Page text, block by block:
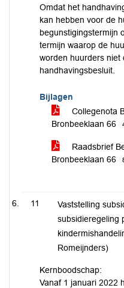
Omdat het
kan hebben voor de
begunstigingstermijn
termijn waarop de
worden huurders niet
handhavingsbesluit.
Bijlagen
Collegenota
Bronbeeklaan 66
Raadsbrief
Bronbeeklaan 66
11
Vaststelling
subsidieregeling
Romeijnders)
Kernboodschap:
Vanaf 1 januari 2022